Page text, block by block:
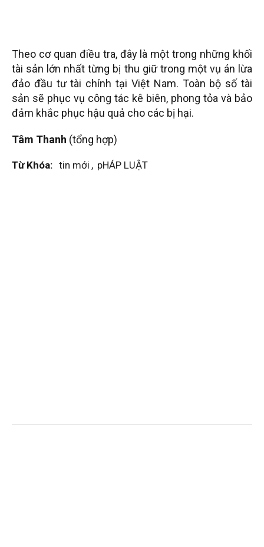
Theo cơ quan điều tra, đây là một trong những khối
tài sản lớn nhất từng bị thu giữ trong một vụ án lừa
đảo đầu tư tài chính tại Việt Nam. Toàn bộ số tài
sản sẽ phục vụ công tác kê biên, phong tỏa và bảo
đảm khắc phục hậu quả cho các bị hại.
Tâm Thanh (tổng hợp)
Từ Khóa: tin mới , pHÁP LUẬT